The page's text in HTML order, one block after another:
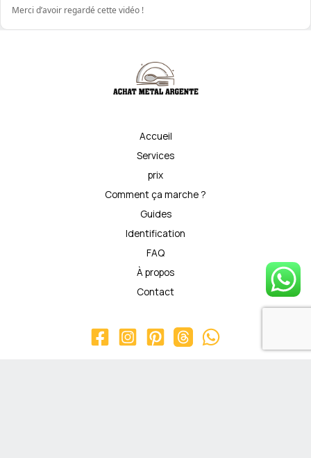
Merci d’avoir regardé cette vidéo !
Accueil
Services
prix
Comment ça marche ?
Guides
Identification
FAQ
À propos
Contact